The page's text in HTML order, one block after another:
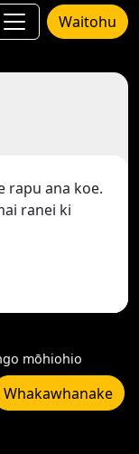
Waitohu
rapu ana koe.
ranei ki
mōhiohio
Whakawhanake